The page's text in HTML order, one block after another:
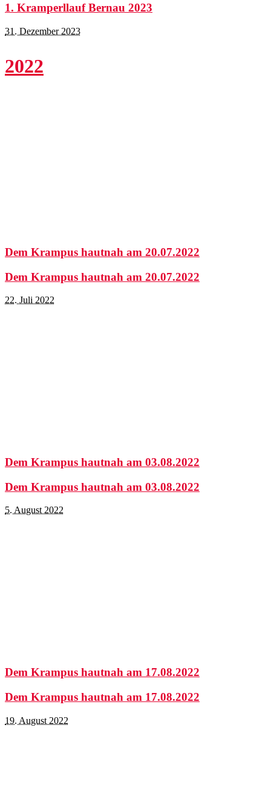
1. Kramperllauf Bernau 2023
31. Dezember 2023
2022
Dem Krampus hautnah am 20.07.2022
Dem Krampus hautnah am 20.07.2022
22. Juli 2022
Dem Krampus hautnah am 03.08.2022
Dem Krampus hautnah am 03.08.2022
5. August 2022
Dem Krampus hautnah am 17.08.2022
Dem Krampus hautnah am 17.08.2022
19. August 2022